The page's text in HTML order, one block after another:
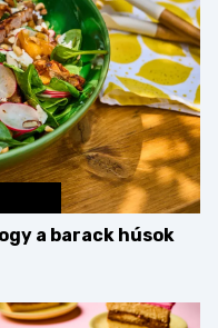
a barack húsok